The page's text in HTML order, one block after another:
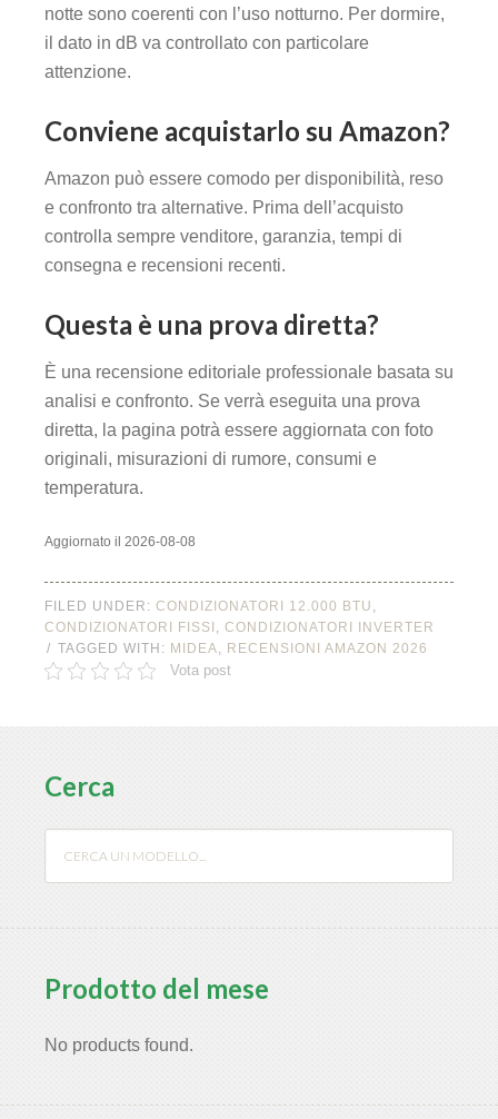
notte sono coerenti con l’uso notturno. Per dormire,
il dato in dB va controllato con particolare
attenzione.
Conviene acquistarlo su Amazon?
Amazon può essere comodo per disponibilità, reso
e confronto tra alternative. Prima dell’acquisto
controlla sempre venditore, garanzia, tempi di
consegna e recensioni recenti.
Questa è una prova diretta?
È una recensione editoriale professionale basata su
analisi e confronto. Se verrà eseguita una prova
diretta, la pagina potrà essere aggiornata con foto
originali, misurazioni di rumore, consumi e
temperatura.
Aggiornato il 2026-08-08
FILED UNDER: CONDIZIONATORI 12.000 BTU ,
CONDIZIONATORI FISSI , CONDIZIONATORI INVERTER
TAGGED WITH: MIDEA, RECENSIONI AMAZON 2026
Vota post
Cerca
Prodotto del mese
No products found.